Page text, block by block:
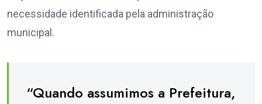
necessidade identificada pela administração
municipal.
“Quando assumimos a Prefeitura,